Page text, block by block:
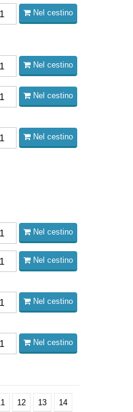
Nel cestino
Nel cestino
Nel cestino
Nel cestino
Nel cestino
Nel cestino
Nel cestino
Nel cestino
12 13
14